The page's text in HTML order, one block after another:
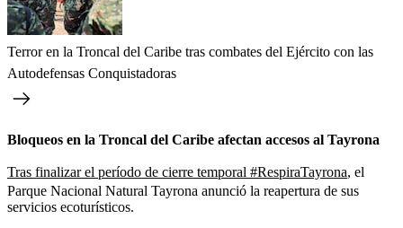
Terror en la Troncal del Caribe tras combates del Ejército con las
Autodefensas Conquistadoras
Bloqueos en la Troncal del Caribe afectan accesos al Tayrona
Tras finalizar el período de cierre temporal #RespiraTayrona, el
Parque Nacional Natural Tayrona anunció la reapertura de sus
servicios ecoturísticos.